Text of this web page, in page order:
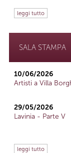
leggi tutto
SALA STAMPA
10/06/2026
Artisti a Villa
29/05/2026
Lavinia - Parte V
leggi tutto